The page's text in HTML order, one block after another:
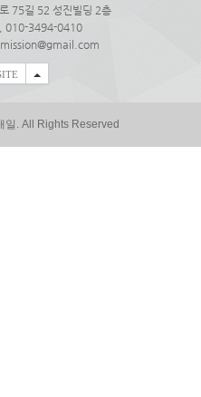
75길 52 성진빌딩 2층
010-3494-0410
. All Rights Reserved